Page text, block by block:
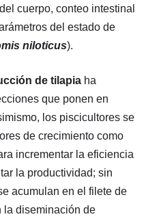
cuerpo, conteo intestinal
del estado de
niloticus).
de tilapia ha
que ponen en
los piscicultores se
de crecimiento como
incrementar la eficiencia
la productividad; sin
acumulan en el filete de
la diseminación de